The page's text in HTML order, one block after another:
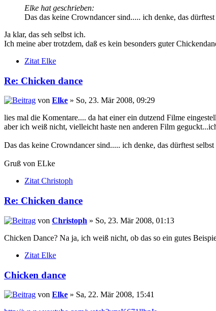
Elke hat geschrieben:
Das das keine Crowndancer sind..... ich denke, das
Ja klar, das seh selbst ich.
Ich meine aber trotzdem, daß es kein besonders guter
Zitat Elke
Re: Chicken dance
von Elke » So, 23. Mär 2008, 09:29
lies mal die Komentare.... da hat einer ein dutzend Filme
aber ich weiß nicht, vielleicht haste nen anderen Film
Das das keine Crowndancer sind..... ich denke, das dürftest
Gruß von ELke
Zitat Christoph
Re: Chicken dance
von Christoph » So, 23. Mär 2008, 01:13
Chicken Dance? Na ja, ich weiß nicht, ob das so ein gutes
Zitat Elke
Chicken dance
von Elke » Sa, 22. Mär 2008, 15:41